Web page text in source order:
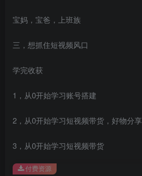
宝妈，宝爸，上班族
三，想抓住短视频风口
学完收获
1，从0开始学习账号搭建
2，从0开始学习短视频带货，好物分享
3，从0开始学习短视频带货
付费资源